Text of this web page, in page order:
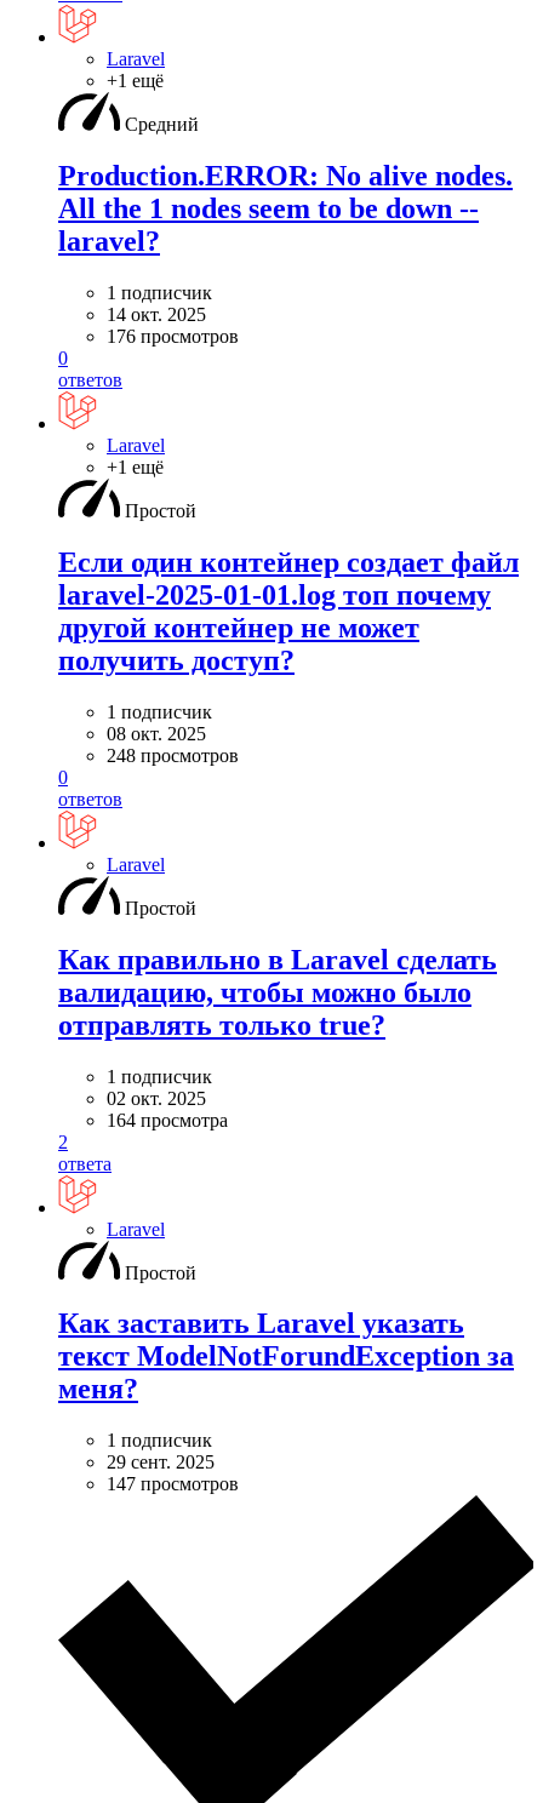
Laravel
+1 ещё
Средний
Production.ERROR: No alive nodes.
All the 1 nodes seem to be down --
laravel?
1 подписчик
14 окт. 2025
176 просмотров
0
ответов
Laravel
+1 ещё
Простой
Если один контейнер создает файл
laravel-2025-01-01.log топ почему
другой контейнер не может
получить доступ?
1 подписчик
08 окт. 2025
248 просмотров
0
ответов
Laravel
Простой
Как правильно в Laravel сделать
валидацию, чтобы можно было
отправлять только true?
1 подписчик
02 окт. 2025
164 просмотра
2
ответа
Laravel
Простой
Как заставить Laravel указать
текст ModelNotForundException за
меня?
1 подписчик
29 сент. 2025
147 просмотров